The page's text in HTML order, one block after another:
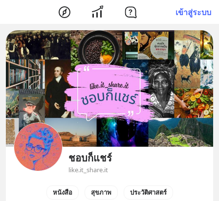
เข้าสู่ระบบ
ชอบก็แชร์
like.it_share.it
หนังสือ สุขภาพ ประวัติศาสตร์